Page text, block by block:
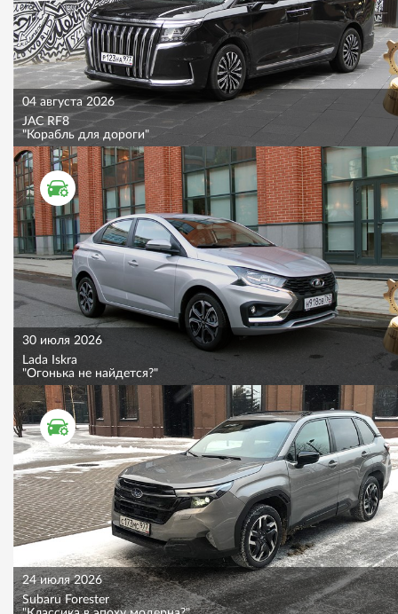
04 августа 2026
JAC RF8
"Корабль для дороги"
ТЕСТ ДРАЙВ
30 июля 2026
Lada Iskra
"Огонька не найдется?"
ТЕСТ ДРАЙВ
24 июля 2026
Subaru Forester